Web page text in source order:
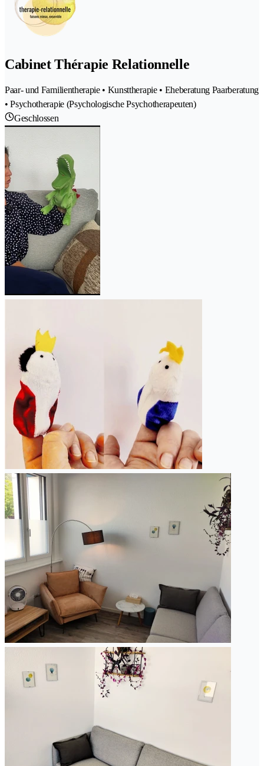
Cabinet Thérapie Relationnelle
Paar- und Familientherapie • Kunsttherapie • Eheberatung Paarberatung
• Psychotherapie (Psychologische Psychotherapeuten)
Geschlossen